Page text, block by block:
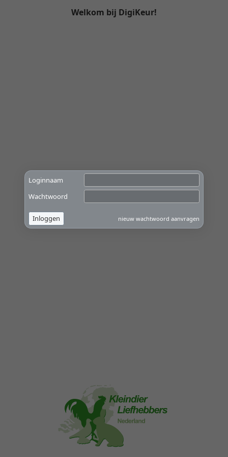
Welkom bij DigiKeur!
Loginnaam
Wachtwoord
Inloggen nieuw wachtwoord aanvragen